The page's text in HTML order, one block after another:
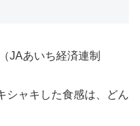
JAあいち経済連制
シャキした食感は、どん